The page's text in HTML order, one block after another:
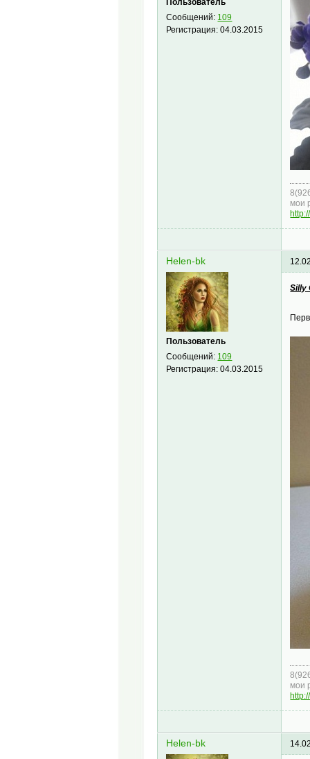
Сообщений: 109
Регистрация:04.03.2015
мои
Helen-bk
Пользователь
Сообщений: 109
Регистрация:04.03.2015
Silly
мои
Helen-bk